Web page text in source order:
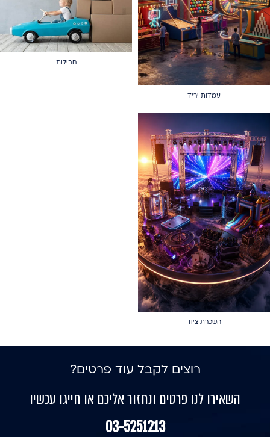
עמדות יריד
חבילות
השכרת ציוד
רוצים לקבל עוד פרטים?
השאירו לנו פרטים ונחזור אליכם או חייגו עכשיו
03-5251213